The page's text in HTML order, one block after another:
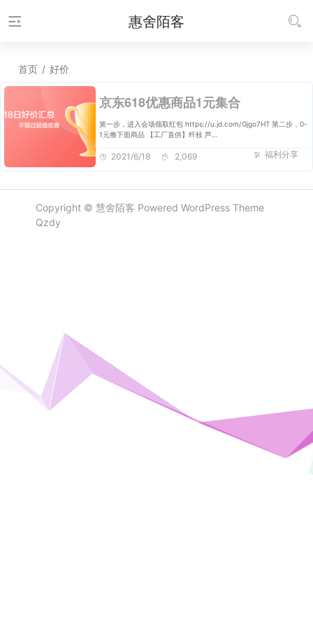
惠舍陌客
首页 / 好价
京东618优惠商品1元集合
第一步，进入会场领取红包 https://u.jd.com/Gjgo7HT 第二步，0-
1元撸下面商品 【工厂直供】纤枝 芦…
福利分享
2021/6/18 2,069
Copyright © 慧舍陌客 Powered WordPressTheme
Qzdy